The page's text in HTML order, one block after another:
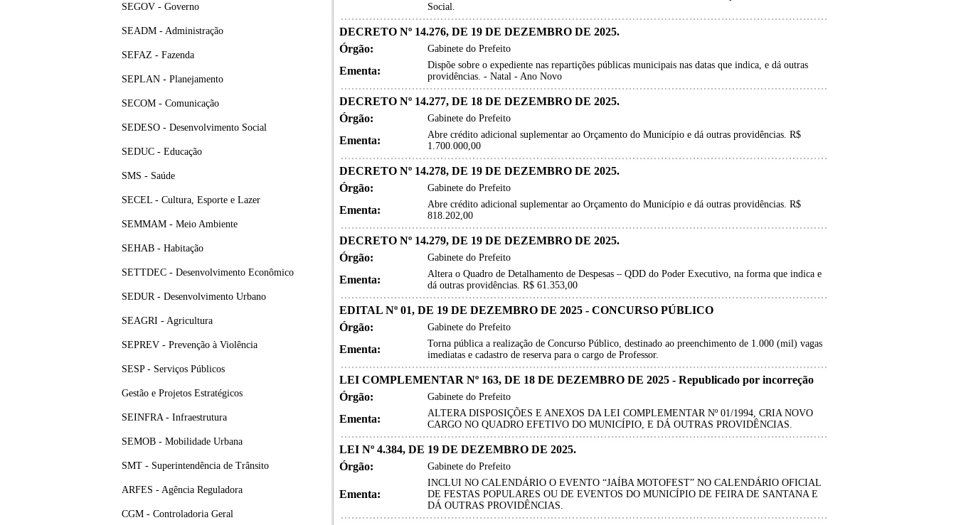
SEGOV - Governo
SEADM - Administração
SEFAZ - Fazenda
SEPLAN - Planejamento
SECOM - Comunicação
SEDESO - Desenvolvimento Social
SEDUC - Educação
SMS - Saúde
SECEL - Cultura, Esporte e Lazer
SEMMAM - Meio Ambiente
SEHAB - Habitação
SETTDEC - Desenvolvimento Econômico
SEDUR - Desenvolvimento Urbano
SEAGRI - Agricultura
SEPREV - Prevenção à Violência
SESP - Serviços Públicos
Gestão e Projetos Estratégicos
SEINFRA - Infraestrutura
SEMOB - Mobilidade Urbana
SMT - Superintendência de Trânsito
ARFES - Agência Reguladora
CGM - Controladoria Geral
Social.
DECRETO Nº 14.276, DE 19 DE DEZEMBRO DE 2025.
Órgão:
Gabinete do Prefeito
Ementa:
Dispõe sobre o expediente nas repartições públicas municipais nas datas que indica, e dá outras
providências. - Natal - Ano Novo
DECRETO Nº 14.277, DE 18 DE DEZEMBRO DE 2025.
Órgão:
Gabinete do Prefeito
Ementa:
Abre crédito adicional suplementar ao Orçamento do Município e dá outras providências. R$
1.700.000,00
DECRETO Nº 14.278, DE 19 DE DEZEMBRO DE 2025.
Órgão:
Gabinete do Prefeito
Ementa:
Abre crédito adicional suplementar ao Orçamento do Município e dá outras providências. R$
818.202,00
DECRETO Nº 14.279, DE 19 DE DEZEMBRO DE 2025.
Órgão:
Gabinete do Prefeito
Ementa:
Altera o Quadro de Detalhamento de Despesas – QDD do Poder Executivo, na forma que indica e
dá outras providências. R$ 61.353,00
EDITAL Nº 01, DE 19 DE DEZEMBRO DE 2025 - CONCURSO PÚBLICO
Órgão:
Gabinete do Prefeito
Ementa:
Torna pública a realização de Concurso Público, destinado ao preenchimento de 1.000 (mil) vagas
imediatas e cadastro de reserva para o cargo de Professor.
LEI COMPLEMENTAR Nº 163, DE 18 DE DEZEMBRO DE 2025 - Republicado por incorreção
Órgão:
Gabinete do Prefeito
Ementa:
ALTERA DISPOSIÇÕES E ANEXOS DA LEI COMPLEMENTAR Nº 01/1994, CRIA NOVO
CARGO NO QUADRO EFETIVO DO MUNICÍPIO, E DÁ OUTRAS PROVIDÊNCIAS.
LEI Nº 4.384, DE 19 DE DEZEMBRO DE 2025.
Órgão:
Gabinete do Prefeito
Ementa:
INCLUI NO CALENDÁRIO O EVENTO “JAÍBA MOTOFEST” NO CALENDÁRIO OFICIAL
DE FESTAS POPULARES OU DE EVENTOS DO MUNICÍPIO DE FEIRA DE SANTANA E
DÁ OUTRAS PROVIDÊNCIAS.